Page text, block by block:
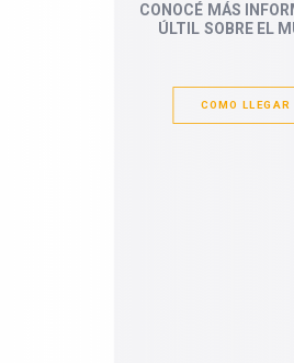
CONOCÉ MÁS
ÚLTIL SOBRE EL
COMO LLEGAR